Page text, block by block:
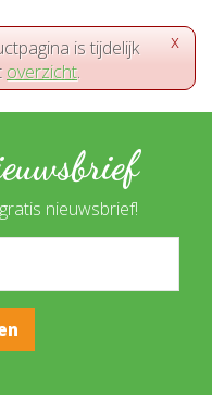
x
is tijdelijk
overzicht.
nieuwsbrief!